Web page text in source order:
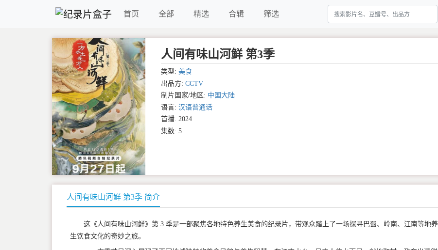
首页 全部 精选 合辑 筛选
人间有味山河鲜 第3季
类型: 美食
出品方: CCTV
制片国家/地区: 中国大陆
语言: 汉语普通话
首播: 2024
集数: 5
人间有味山河鲜 第3季 简介
这《人间有味山河鲜》第 3 季是一部聚焦各地特色养生美食的纪录片，带观众踏上了一场探寻巴蜀、岭南、江南等地养
生饮食文化的奇妙之旅。